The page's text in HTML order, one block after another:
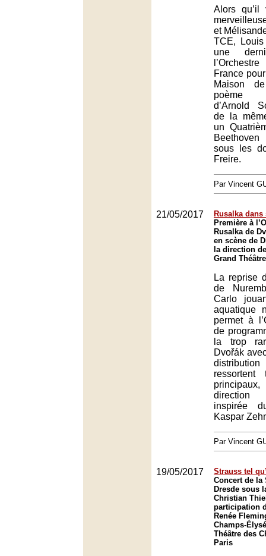
Alors qu’il
et
TCE,
une
France
Maison
poème
d’Arnold
de la
un
sous les
Freire.
Par Vincent
21/05/2017
Rusalka
Première à
Rusalka de
en scène de
la direction
Grand
La reprise
de
Carlo
aquatique
permet à
de
la trop
Dvořák
direction
inspirée
Kaspar
Par Vincent
19/05/2017
Strauss tel
Concert de la
Dresde sous
Christian
participation
Renée
Champs-
Théâtre des
Paris